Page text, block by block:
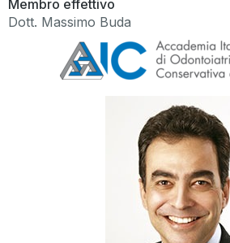
Membro effettivo
Dott. Massimo Buda